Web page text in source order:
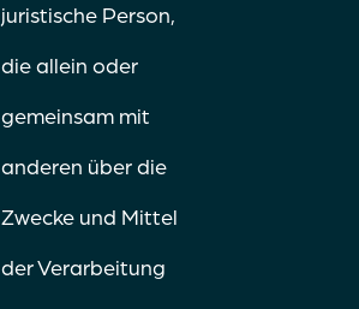
juristische Person,
die allein oder
gemeinsam mit
anderen über die
Zwecke und Mittel
der Verarbeitung